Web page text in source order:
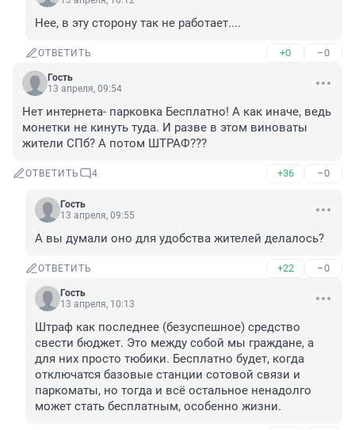
Нее, в эту сторону так не работает....
ОТВЕТИТЬ +0 –0
Гость
13 апреля, 09:54
Нет интернета- парковка Бесплатно! А как иначе, ведь
монетки не кинуть туда. И разве в этом виноваты
жители СПб? А потом ШТРАФ???
ОТВЕТИТЬ 4 +36 –0
Гость
13 апреля, 09:55
А вы думали оно для удобства жителей делалось?
ОТВЕТИТЬ +22 –0
Гость
13 апреля, 10:13
Штраф как последнее (безуспешное) средство
свести бюджет. Это между собой мы граждане, а
для них просто тюбики. Бесплатно будет, когда
отключатся базовые станции сотовой связи и
паркоматы, но тогда и всё остальное ненадолго
может стать бесплатным, особенно жизни.